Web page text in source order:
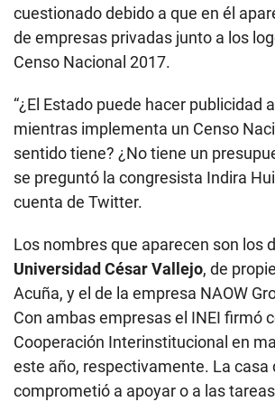
cuestionado debido a que en él
de empresas privadas junto a los
Censo Nacional 2017.
“¿El Estado puede hacer publicidad
mientras implementa un Censo
sentido tiene? ¿No tiene un
se preguntó la congresista Indira
cuenta de Twitter.
Los nombres que aparecen son los
Universidad César Vallejo, de
Acuña, y el de la empresa NAOW
Con ambas empresas el INEI firmó
Cooperación Interinstitucional en
este año, respectivamente. La casa
comprometió a apoyar o a las